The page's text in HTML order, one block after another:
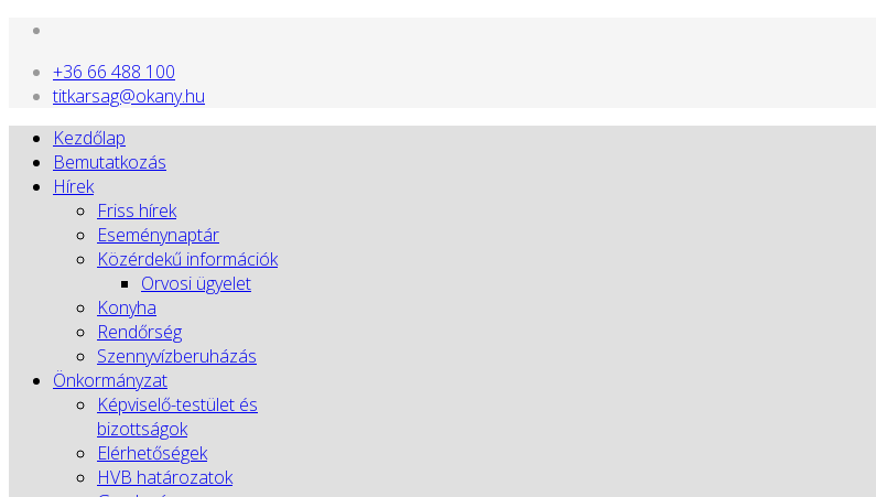
+36 66 488 100
titkarsag@okany.hu
Kezdőlap
Bemutatkozás
Hírek
Friss hírek
Eseménynaptár
Közérdekű információk
Orvosi ügyelet
Konyha
Rendőrség
Szennyvízberuházás
Önkormányzat
Képviselő-testület és
bizottságok
Elérhetőségek
HVB határozatok